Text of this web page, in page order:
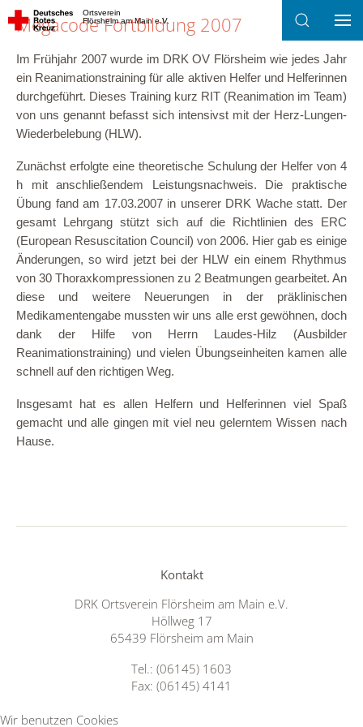
Ortsverein
Flörsheim am Main e.V.
Megacode Fortbildung 2007
Im Frühjahr 2007 wurde im DRK OV Flörsheim wie jedes Jahr
ein Reanimationstraining für alle aktiven Helfer und Helferinnen
durchgeführt. Dieses Training kurz RIT (Reanimation im Team)
von uns genannt befasst sich intensivst mit der Herz-Lungen-
Wiederbelebung (HLW).
Zunächst erfolgte eine theoretische Schulung der Helfer von 4
h mit anschließendem Leistungsnachweis. Die praktische
Übung fand am 17.03.2007 in unserer DRK Wache statt. Der
gesamt Lehrgang stützt sich auf die Richtlinien des ERC
(European Resuscitation Council) von 2006. Hier gab es einige
Änderungen, so wird jetzt bei der HLW ein einem Rhythmus
von 30 Thoraxkompressionen zu 2 Beatmungen gearbeitet. An
diese und weitere Neuerungen in der präklinischen
Medikamentengabe mussten wir uns alle erst gewöhnen, doch
dank der Hilfe von Herrn Laudes-Hilz (Ausbilder
Reanimationstraining) und vielen Übungseinheiten kamen alle
schnell auf den richtigen Weg.
Insgesamt hat es allen Helfern und Helferinnen viel Spaß
gemacht und alle gingen mit viel neu gelerntem Wissen nach
Hause.
Kontakt
DRK Ortsverein Flörsheim am Main e.V.
Höllweg 17
65439 Flörsheim am Main
Tel.: (06145) 1603
Fax: (06145) 4141
Wir benutzen Cookies